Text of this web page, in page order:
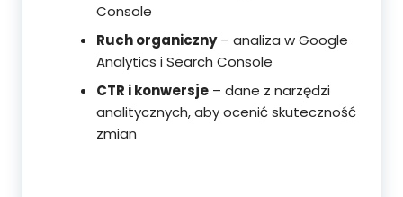
Console
Ruch organiczny– analiza w Google
Analytics i Search Console
CTR i konwersje – dane z narzędzi
analitycznych, aby ocenić skuteczność
zmian